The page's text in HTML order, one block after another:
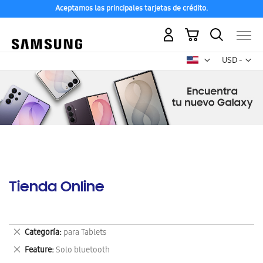
Aceptamos las principales tarjetas de crédito.
USD -
dólar
Mi carrito
Tienda Online
Categoría para Tablets
Eliminar
este
artículo
Feature Solo bluetooth
Eliminar